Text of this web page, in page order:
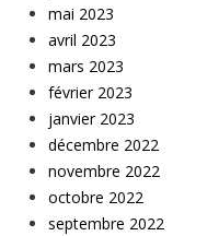
mai 2023
avril 2023
mars 2023
février 2023
janvier 2023
décembre 2022
novembre 2022
octobre 2022
septembre 2022